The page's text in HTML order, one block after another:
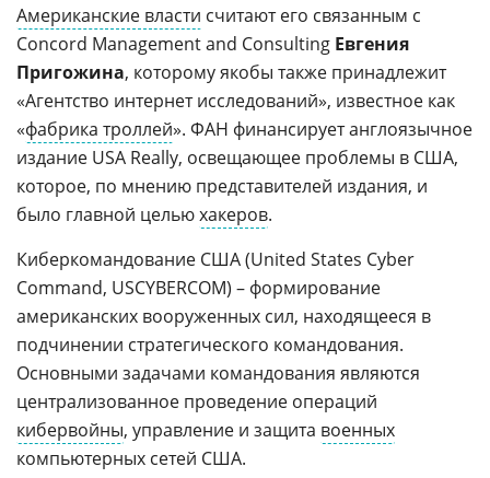
Американские власти считают его связанным с
Concord Management and Consulting Евгения
Пригожина, которому якобы также принадлежит
«Агентство интернет исследований», известное как
«фабрика троллей». ФАН финансирует англоязычное
издание USA Really, освещающее проблемы в США,
которое, по мнению представителей издания, и
было главной цельюхакеров.
Киберкомандование США (United States Cyber
Command, USCYBERCOM) – формирование
американских вооруженных сил, находящееся в
подчинении стратегического командования.
Основными задачами командования являются
централизованное проведение операций
кибервойны, управление и защита военных
компьютерных сетей США.